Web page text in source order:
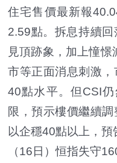
住宅售價最新報
2.59點。拆息持續
見頂跡象，加上憧
市等正面消息刺激
40點水平。但CSI
限，預示樓價繼續
以企穩40點以上，
（16日）恒指失守